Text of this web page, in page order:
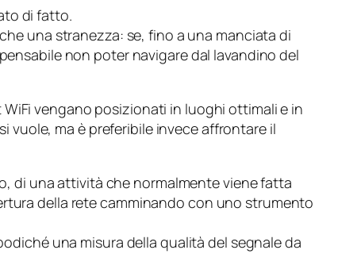
di fatto.
una stranezza: se, fino a una manciata di
non poter navigare dal lavandino del
vengano posizionati in luoghi ottimali e in
vuole, ma è preferibile invece affrontare il
di una attività che normalmente viene fatta
della rete camminando con uno strumento
una misura della qualità del segnale da